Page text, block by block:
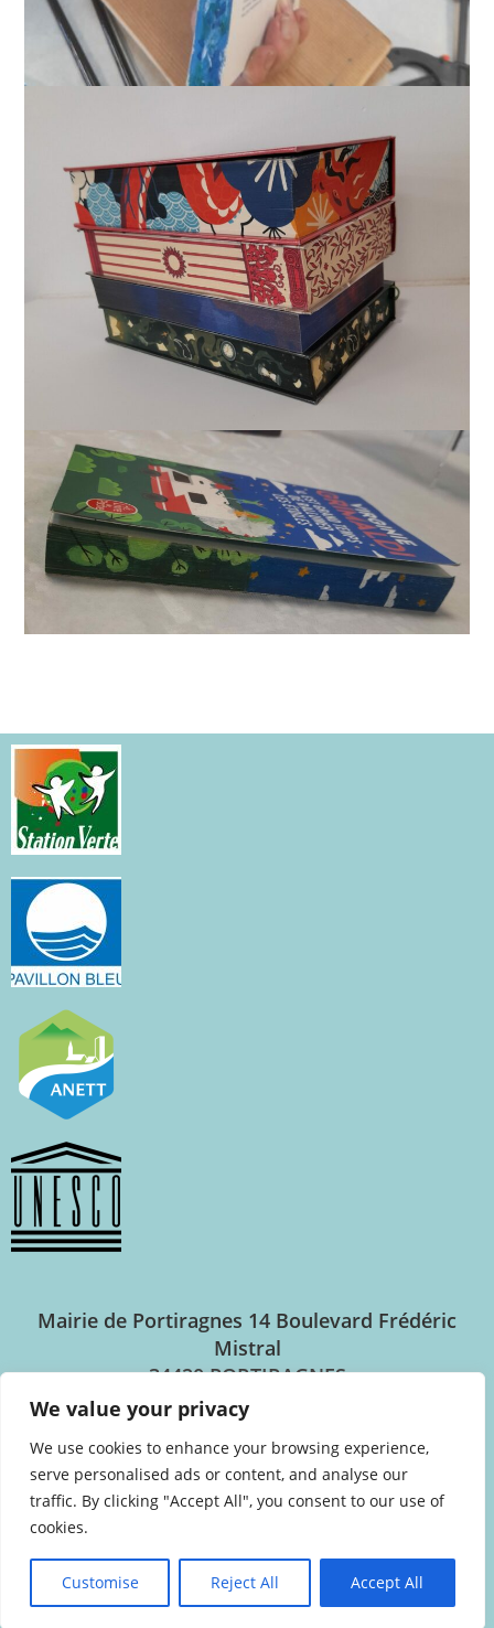
We value your privacy
We use cookies to enhance your browsing experience,
serve personalised ads or content, and analyse our
traffic. By clicking "Accept All", you consent to our use of
cookies.
Customise Reject All Accept All
Mairie de Portiragnes 14 Boulevard Frédéric
Mistral
34420 PORTIRAGNES
Horaires d’ouverture
Lundi au jeudi : 8h30 – 12h30 / 14h00 – 17h30
Vendredi : 8h30 – 12h30 / 14h00 – 17h00